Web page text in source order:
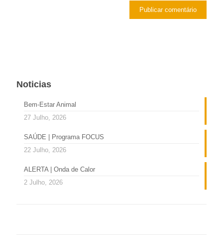
Noticias
Bem-Estar Animal
27 Julho, 2026
SAÚDE | Programa FOCUS
22 Julho, 2026
ALERTA | Onda de Calor
2 Julho, 2026